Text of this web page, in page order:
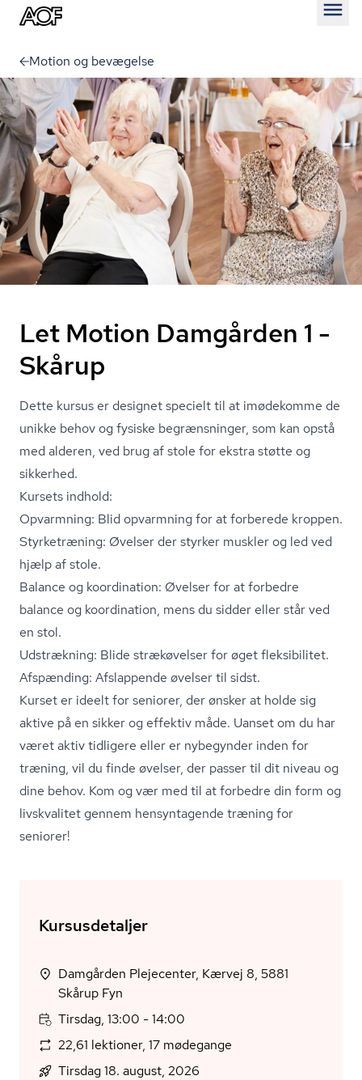
Motion og bevægelse
Let Motion Damgården 1 -
Skårup
Dette kursus er designet specielt til at imødekomme de
unikke behov og fysiske begrænsninger, som kan opstå
med alderen, ved brug af stole for ekstra støtte og
sikkerhed.
Kursets indhold:
Opvarmning: Blid opvarmning for at forberede kroppen.
Styrketræning: Øvelser der styrker muskler og led ved
hjælp af stole.
Balance og koordination: Øvelser for at forbedre
balance og koordination, mens du sidder eller står ved
en stol.
Udstrækning: Blide strækøvelser for øget fleksibilitet.
Afspænding: Afslappende øvelser til sidst.
Kurset er ideelt for seniorer, der ønsker at holde sig
aktive på en sikker og effektiv måde. Uanset om du har
været aktiv tidligere eller er nybegynder inden for
træning, vil du finde øvelser, der passer til dit niveau og
dine behov. Kom og vær med til at forbedre din form og
livskvalitet gennem hensyntagende træning for
seniorer!
Kursusdetaljer
Damgården Plejecenter, Kærvej 8, 5881
Skårup Fyn
Tirsdag, 13:00 - 14:00
22,61 lektioner, 17 mødegange
Tirsdag 18. august, 2026